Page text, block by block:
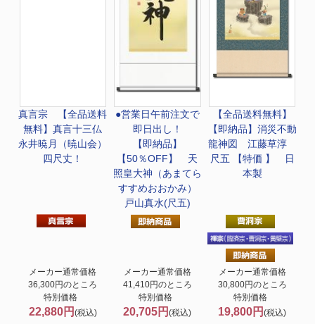
真言宗 【全品送料
無料】真言十三仏
永井暁月（暁山会）
四尺丈！
メーカー通常価格
36,300円のところ
特別価格
22,880円 (税込)
●営業日午前注文で
即日出し！
【即納品】
【50％OFF】 天
照皇大神（あまてら
すすめおおかみ）
戸山真水(尺五)
メーカー通常価格
41,410円のところ
特別価格
20,705円(税込)
【全品送料無料】
【即納品】消災不動
龍神図 江藤草淳
尺五 【特価 】 日
本製
メーカー通常価格
30,800円のところ
特別価格
19,800円(税込)